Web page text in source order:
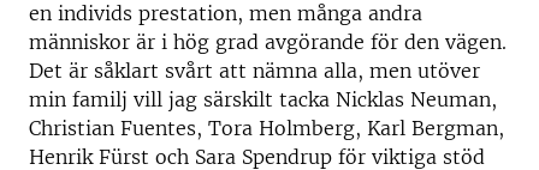
en individs prestation, men många andra
människor är i hög grad avgörande för den vägen.
Det är såklart svårt att nämna alla, men utöver
min familj vill jag särskilt tacka Nicklas Neuman,
Christian Fuentes, Tora Holmberg, Karl Bergman,
Henrik Fürst och Sara Spendrup för viktiga stöd